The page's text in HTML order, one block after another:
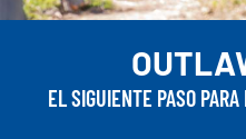
EL SIGUIENTE PASO